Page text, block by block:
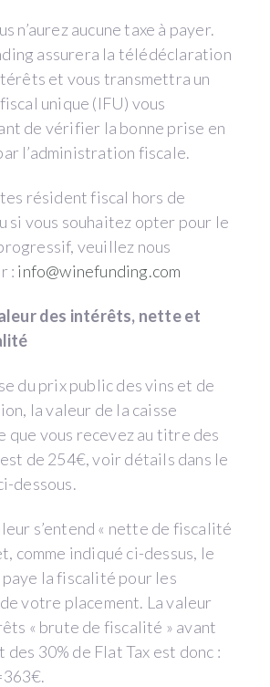
n’aurez aucune taxe à payer.
assurera la télédéclaration
et vous transmettra un
unique (IFU) vous
de vérifier la bonne prise en
l’administration fiscale.
résident fiscal hors de
si vous souhaitez opter pour le
veuillez nous
: info@winefunding.com
des intérêts, nette et
du prix public des vins et de
la valeur de la caisse
que vous recevez au titre des
de 254€, voir détails dans le
dessous.
s’entend « nette de fiscalité
comme indiqué ci-dessus, le
paye la fiscalité pour les
votre placement. La valeur
« brute de fiscalité » avant
des 30% de Flat Tax est donc :